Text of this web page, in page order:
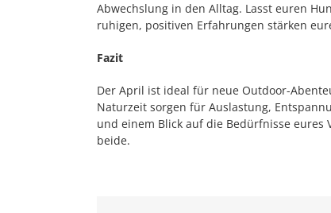
Abwechslung in den Alltag. Lasst euren
ruhigen, positiven Erfahrungen stärken
Fazit
Der April ist ideal für neue Outdoor-
Naturzeit sorgen für Auslastung,
und einem Blick auf die Bedürfnisse
beide.